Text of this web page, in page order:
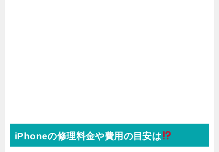
iPhoneの修理料金や費用の目安は